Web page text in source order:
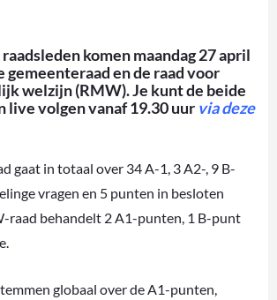
komen maandag 27 april
gemeenteraad en de raad voor
welzijn (RMW). Je kunt de beide
live volgen vanaf 19.30 uur via deze
gaat in totaal over 34 A-1, 3 A2-, 9 B-
vragen en 5 punten in besloten
raad behandelt 2 A1-punten, 1 B-punt
globaal over de A1-punten,